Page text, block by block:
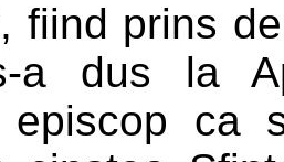
fiind prins
a dus la
episcop ca